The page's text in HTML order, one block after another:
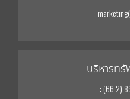
:
บริหารท
: (66 2)